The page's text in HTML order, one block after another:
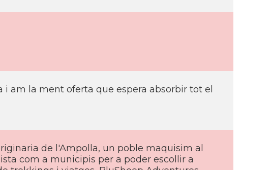
am la ment oferta que espera absorbir tot el
de l'Ampolla, un poble maquisim al
com a municipis per a poder escollir a